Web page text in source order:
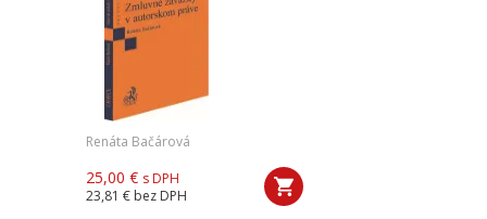
Renáta Bačárová
25,00 € s DPH
23,81 € bez DPH